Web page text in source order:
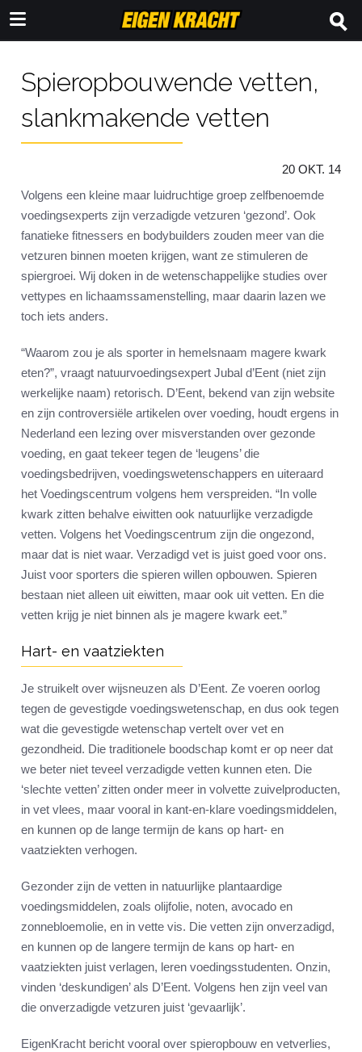
Spieropbouwende vetten,
slankmakende vetten
20 OKT. 14
Volgens een kleine maar luidruchtige groep zelfbenoemde
voedingsexperts zijn verzadigde vetzuren ‘gezond’. Ook
fanatieke fitnessers en bodybuilders zouden meer van die
vetzuren binnen moeten krijgen, want ze stimuleren de
spiergroei. Wij doken in de wetenschappelijke studies over
vettypes en lichaamssamenstelling, maar daarin lazen we
toch iets anders.
“Waarom zou je als sporter in hemelsnaam magere kwark
eten?”, vraagt natuurvoedingsexpert Jubal d’Eent (niet zijn
werkelijke naam) retorisch. D’Eent, bekend van zijn website
en zijn controversiële artikelen over voeding, houdt ergens in
Nederland een lezing over misverstanden over gezonde
voeding, en gaat tekeer tegen de ‘leugens’ die
voedingsbedrijven, voedingswetenschappers en uiteraard
het Voedingscentrum volgens hem verspreiden. “In volle
kwark zitten behalve eiwitten ook natuurlijke verzadigde
vetten. Volgens het Voedingscentrum zijn die ongezond,
maar dat is niet waar. Verzadigd vet is juist goed voor ons.
Juist voor sporters die spieren willen opbouwen. Spieren
bestaan niet alleen uit eiwitten, maar ook uit vetten. En die
vetten krijg je niet binnen als je magere kwark eet.”
Hart- en vaatziekten
Je struikelt over wijsneuzen als D’Eent. Ze voeren oorlog
tegen de gevestigde voedingswetenschap, en dus ook tegen
wat die gevestigde wetenschap vertelt over vet en
gezondheid. Die traditionele boodschap komt er op neer dat
we beter niet teveel verzadigde vetten kunnen eten. Die
‘slechte vetten’ zitten onder meer in volvette zuivelproducten,
in vet vlees, maar vooral in kant-en-klare voedingsmiddelen,
en kunnen op de lange termijn de kans op hart- en
vaatziekten verhogen.
Gezonder zijn de vetten in natuurlijke plantaardige
voedingsmiddelen, zoals olijfolie, noten, avocado en
zonnebloemolie, en in vette vis. Die vetten zijn onverzadigd,
en kunnen op de langere termijn de kans op hart- en
vaatziekten juist verlagen, leren voedingsstudenten. Onzin,
vinden ‘deskundigen’ als D’Eent. Volgens hen zijn veel van
die onverzadigde vetzuren juist ‘gevaarlijk’.
EigenKracht bericht vooral over spieropbouw en vetverlies,